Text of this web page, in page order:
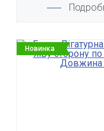
Новинка